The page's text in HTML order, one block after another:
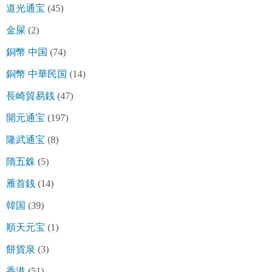
道光通宝 (45)
金屎 (2)
銅幣 中国 (74)
銅幣 中華民国 (14)
長崎貿易銭 (47)
開元通宝 (197)
隆武通宝 (8)
隋五銖 (5)
雁首銭 (14)
韓国 (39)
順天元宝 (1)
餅貨泉 (3)